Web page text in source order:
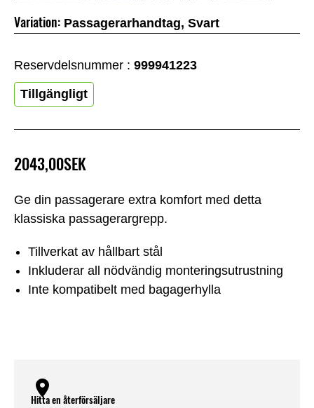
Ge din passagerare extra komfort med detta
klassiska passagerargrepp.
Tillverkat av hållbart stål
Inkluderar all nödvändig monteringsutrustning
Inte kompatibelt med bagagerhylla
2043,00SEK
Variation: Passagerarhandtag, Svart
Reservdelsnummer : 999941223
Tillgängligt
Hitta en återförsäljare